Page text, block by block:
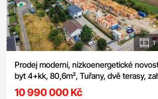
1
Prodej moderní, nízkoenergetické
byt 4+kk, 80,6m², Tuřany, dvě terasy,
56,6m² možnost sklepa a parkování
10 990 000 Kč